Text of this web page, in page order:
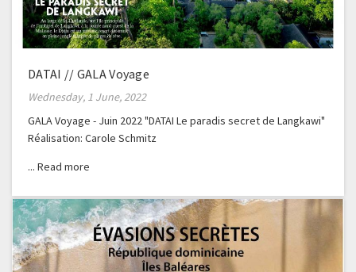
DATAI // GALA Voyage
Wednesday, 1 June, 2022
GALA Voyage - Juin 2022 "DATAI Le paradis secret de Langkawi"
Réalisation: Carole Schmitz